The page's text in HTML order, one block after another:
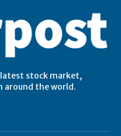
latest stock market,
around the world.